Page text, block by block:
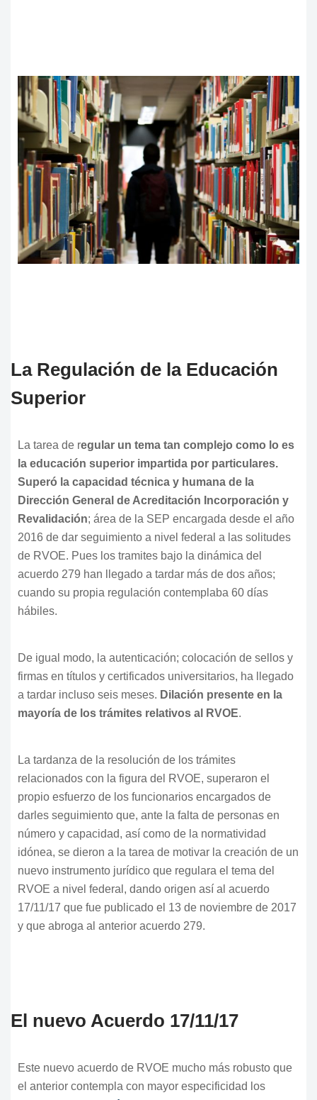
La Regulación de la Educación
Superior
La tarea de regular un tema tan complejo como lo es
la educación superior impartida por particulares.
Superó la capacidad técnica y humana de la
Dirección General de Acreditación Incorporación y
Revalidación; área de la SEP encargada desde el año
2016 de dar seguimiento a nivel federal a las solitudes
de RVOE. Pues los tramites bajo la dinámica del
acuerdo 279 han llegado a tardar más de dos años;
cuando su propia regulación contemplaba 60 días
hábiles.
De igual modo, la autenticación; colocación de sellos y
firmas en títulos y certificados universitarios, ha llegado
a tardar incluso seis meses. Dilación presente en la
mayoría de los trámites relativos al RVOE.
La tardanza de la resolución de los trámites
relacionados con la figura del RVOE, superaron el
propio esfuerzo de los funcionarios encargados de
darles seguimiento que, ante la falta de personas en
número y capacidad, así como de la normatividad
idónea, se dieron a la tarea de motivar la creación de un
nuevo instrumento jurídico que regulara el tema del
RVOE a nivel federal, dando origen así al acuerdo
17/11/17 que fue publicado el 13 de noviembre de 2017
y que abroga al anterior acuerdo 279.
El nuevo Acuerdo 17/11/17
Este nuevo acuerdo de RVOE mucho más robusto que
el anterior contempla con mayor especificidad los